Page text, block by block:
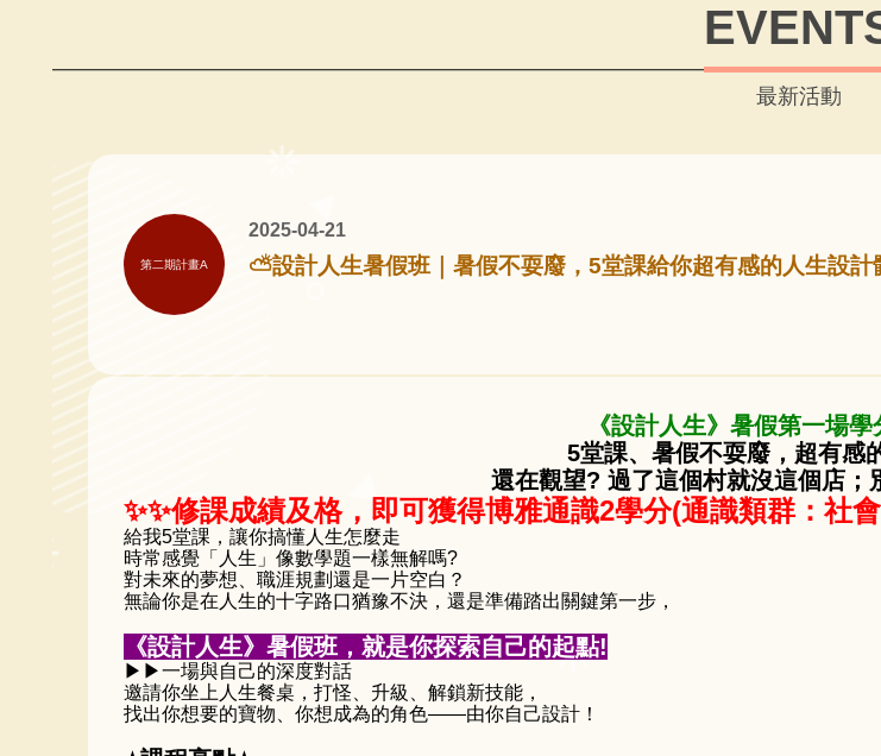
最新活動
第二期計畫A
2025-04-21
⛅設計人生暑假班｜暑假不耍廢，5堂課給你超有感的人生設計
《設計人生》暑假第一場
5堂課、暑假不耍廢，超有感
還在觀望? 過了這個村就沒這個店；
✨✨修課成績及格，即可獲得博雅通識2學分(通識類群：社
給我5堂課，讓你搞懂人生怎麼走
時常感覺「人生」像數學題一樣無解嗎?
對未來的夢想、職涯規劃還是一片空白？
無論你是在人生的十字路口猶豫不決，還是準備踏出關鍵第一步，
《設計人生》暑假班，就是你探索自己的起點!
▶▶一場與自己的深度對話
邀請你坐上人生餐桌，打怪、升級、解鎖新技能，
找出你想要的寶物、你想成為的角色——由你自己設計！